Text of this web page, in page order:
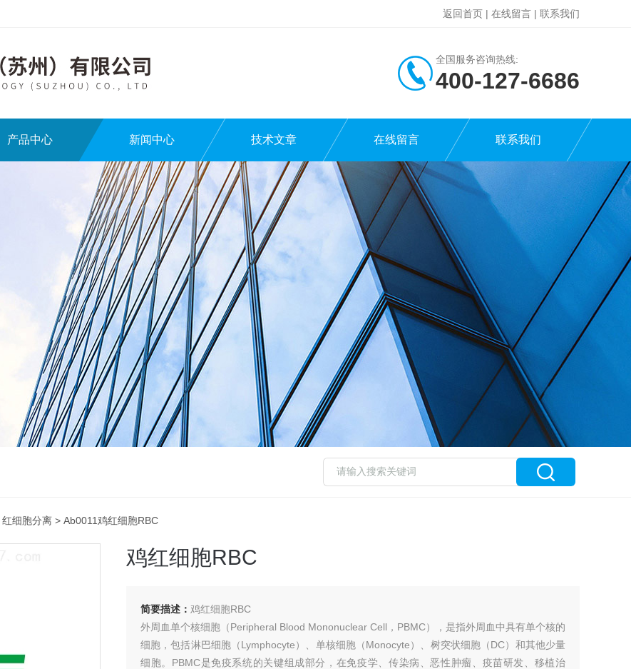
返回首页 | 在线留言 | 联系我们
全国服务咨询热线:
400-127-6686
产品中心 新闻中心 技术文章 在线留言 联系我们
红细胞分离 > Ab0011鸡红细胞RBC
鸡红细胞RBC
简要描述： ​鸡红细胞RBC
外周血单个核细胞（Peripheral Blood Mononuclear Cell，PBMC），是指外周血中具有单个核的
细胞，包括淋巴细胞（Lymphocyte）、单核细胞（Monocyte）、树突状细胞（DC）和其他少量
细胞。PBMC是免疫系统的关键组成部分，在免疫学、传染病、恶性肿瘤、疫苗研发、移植治